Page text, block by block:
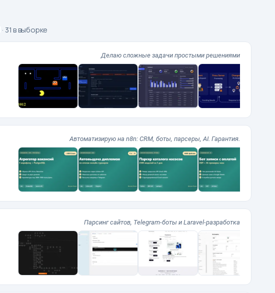
· 31 в выборке
Делаю сложные задачи простыми решениями
Автоматизирую на n8n: CRM, боты, парсеры, AI. Гарантия.
Парсинг сайтов, Telegram-боты и Laravel-разработка